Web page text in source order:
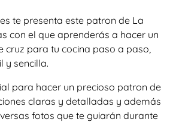
te presenta este patron de La
con el que aprenderás a hacer un
cruz para tu cocina paso a paso,
y sencilla.
para hacer un precioso patron de
claras y detalladas y además
fotos que te guiarán durante